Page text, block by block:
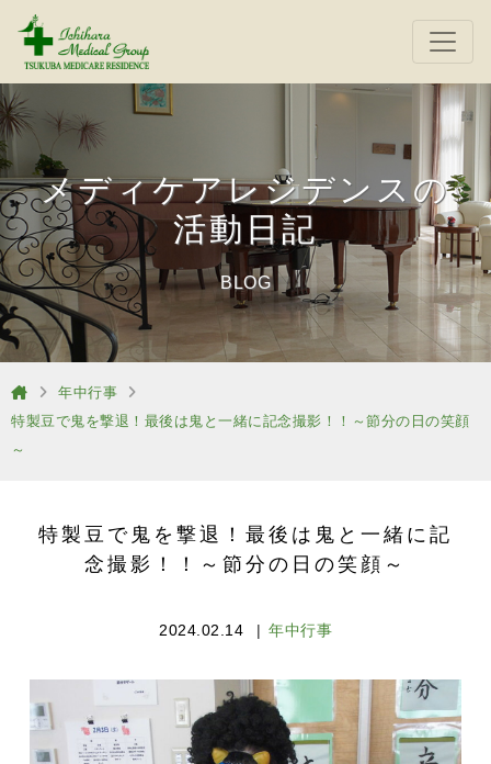
メディケアレジデンスの
活動日記
BLOG
年中行事
特製豆で鬼を撃退！最後は鬼と一緒に記念撮影！！～節分の日の笑顔
～
特製豆で鬼を撃退！最後は鬼と一緒に記
念撮影！！～節分の日の笑顔～
2024.02.14 年中行事